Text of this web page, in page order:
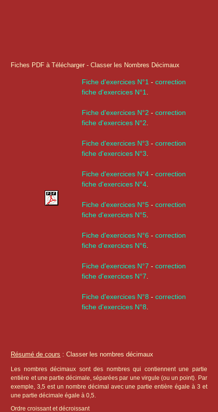
Fiches PDF à Télécharger - Classer les Nombres Décimaux
Fiche d'exercices N°1 - correction
fiche d'exercices N°1
Fiche d'exercices N°2 - correction
fiche d'exercices N°2
Fiche d'exercices N°3 - correction
fiche d'exercices N°3
Fiche d'exercices N°4- correction
fiche d'exercices N°4.
Fiche d'exercices N°5- correction
fiche d'exercices N°5.
Fiche d'exercices N°6 - correction
fiche d'exercices N°6
Fiche d'exercices N°7 - correction
fiche d'exercices N°7
Fiche d'exercices N°8 - correction
fiche d'exercices N°8
Résumé de cours : Classer les nombres décimaux
Les nombres décimaux sont des nombres qui contiennent une partie
entière et une partie décimale, séparées par une virgule (ou un point). Par
exemple, 3,5 est un nombre décimal avec une partie entière égale à 3 et
une partie décimale égale à 0,5.
Ordre croissant et décroissant